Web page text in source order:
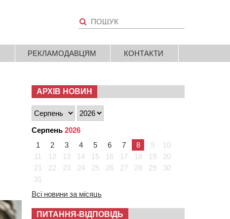
РЕКЛАМОДАВЦЯМ КОНТАКТИ
АРХІВ НОВИН
Серпень 2026
1
2 3 4 5 6 7 8 9
10
11
12 13 14 15 16 17 18 19
20
21
22 23 24 25 26 27 28 29
30
31
Всі новини за місяць
ПИТАННЯ-ВІДПОВІДЬ